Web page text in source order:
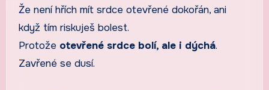
Že není hřích mít srdce otevřené dokořán, ani
když tím riskuješ bolest.
Protože otevřené srdce bolí, ale i dýchá.
Zavřené se dusí.